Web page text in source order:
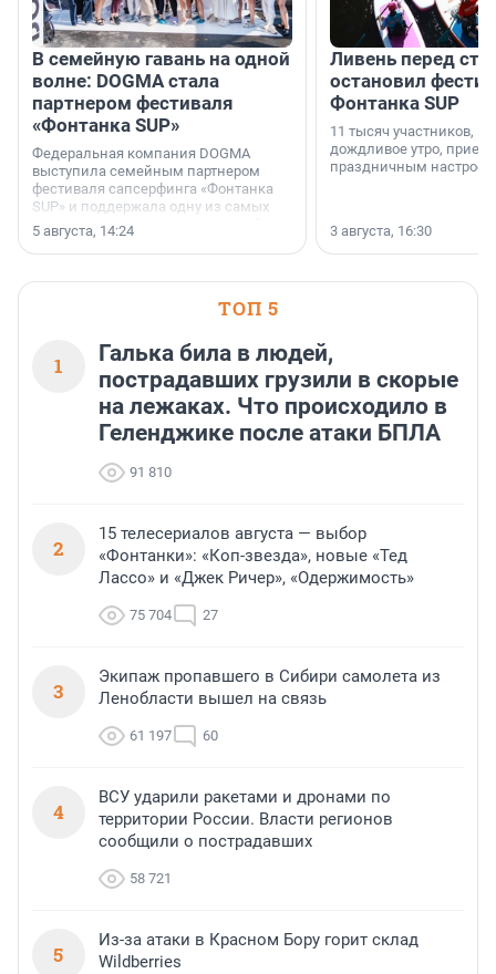
В семейную гавань на одной
волне: DOGMA стала
партнером фестиваля
«Фонтанка SUP»
Федеральная компания DOGMA
выступила семейным партнером
фестиваля сапсерфинга «Фонтанка
SUP» и поддержала одну из самых
ярких и романтичных номинаций —
«SUP-свадьба».
5 августа, 14:24
Ливень перед
остановил
Фонтанка SUP
11 тысяч участников,
дождливое утро,
праздничным
3 августа, 16:30
ТОП 5
1
Галька била в людей,
пострадавших грузили в скорые
на лежаках. Что происходило в
Геленджике после атаки БПЛА
91 810
2
15 телесериалов августа — выбор
«Фонтанки»: «Коп-звезда», новые «Тед
Лассо» и «Джек Ричер», «Одержимость»
75 704 27
3
Экипаж пропавшего в Сибири самолета из
Ленобласти вышел на связь
61 197 60
4
ВСУ ударили ракетами и дронами по
территории России. Власти регионов
сообщили о пострадавших
58 721
5
Из-за атаки в Красном Бору горит склад
Wildberries